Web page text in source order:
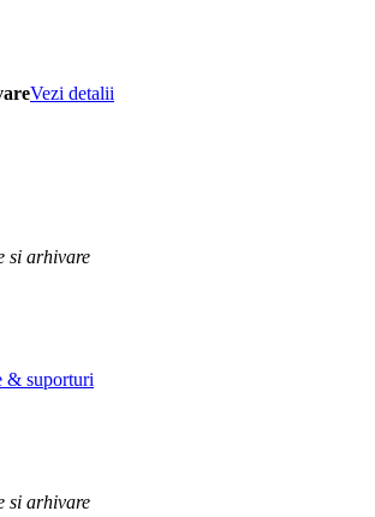
Vezi detalii
si arhivare
& suporturi
si arhivare